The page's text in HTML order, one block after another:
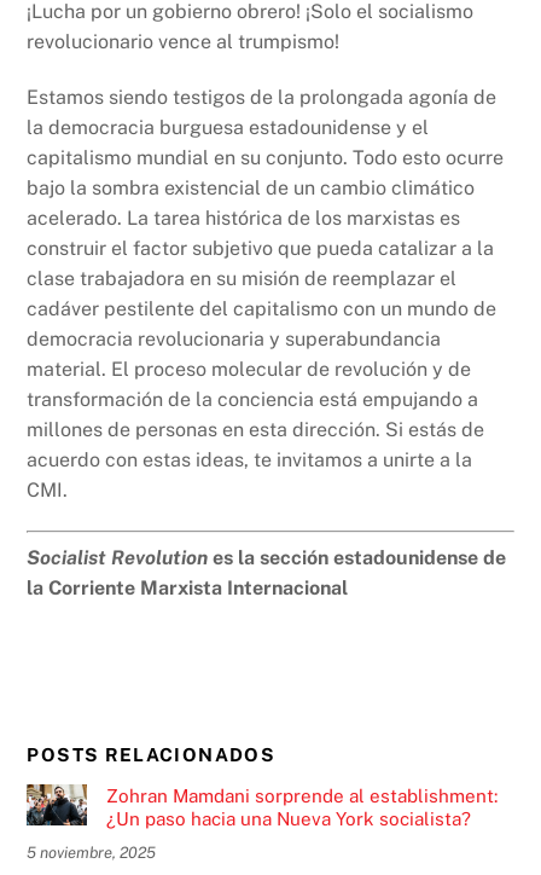
¡Lucha por un gobierno obrero! ¡Solo el socialismo
revolucionario vence al trumpismo!
Estamos siendo testigos de la prolongada agonía de
la democracia burguesa estadounidense y el
capitalismo mundial en su conjunto. Todo esto ocurre
bajo la sombra existencial de un cambio climático
acelerado. La tarea histórica de los marxistas es
construir el factor subjetivo que pueda catalizar a la
clase trabajadora en su misión de reemplazar el
cadáver pestilente del capitalismo con un mundo de
democracia revolucionaria y superabundancia
material. El proceso molecular de revolución y de
transformación de la conciencia está empujando a
millones de personas en esta dirección. Si estás de
acuerdo con estas ideas, te invitamos a unirte a la
CMI.
Socialist Revolution es la sección estadounidense de
la Corriente Marxista Internacional
POSTS RELACIONADOS
Zohran Mamdani sorprende al establishment:
¿Un paso hacia una Nueva York socialista?
5 noviembre, 2025